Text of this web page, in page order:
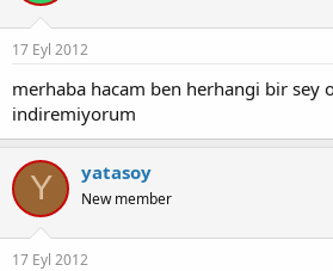
17 Eyl 2012
merhaba hacam ben herhangi bir sey
indiremiyorum
Y yatasoy
New member
17 Eyl 2012